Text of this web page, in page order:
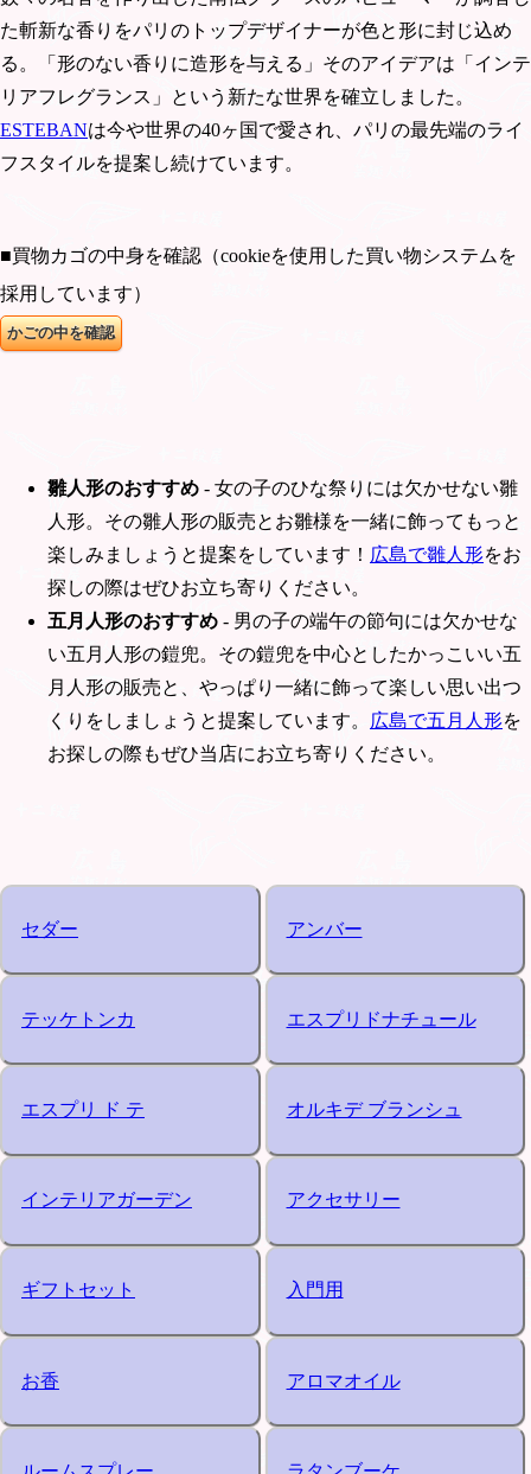
た斬新な香りをパリのトップデザイナーが色と形に封じ込め
る。「形のない香りに造形を与える」そのアイデアは「インテ
リアフレグランス」という新たな世界を確立しました。
ESTEBANは今や世界の40ヶ国で愛され、パリの最先端のライ
フスタイルを提案し続けています。
■買物カゴの中身を確認（cookieを使用した買い物システムを
採用しています）
雛人形のおすすめ - 女の子のひな祭りには欠かせない雛
人形。その雛人形の販売とお雛様を一緒に飾ってもっと
楽しみましょうと提案をしています！ 広島で雛人形をお
探しの際はぜひお立ち寄りください。
五月人形のおすすめ - 男の子の端午の節句には欠かせな
い五月人形の鎧兜。その鎧兜を中心としたかっこいい五
月人形の販売と、やっぱり一緒に飾って楽しい思い出つ
くりをしましょうと提案しています。
広島で五月人形を
お探しの際もぜひ当店にお立ち寄りください。
セダー アンバー
テッケトンカ エスプリドナチュール
エスプリ ド テ オルキデ ブランシュ
インテリアガーデン アクセサリー
ギフトセット 入門用
お香 アロマオイル